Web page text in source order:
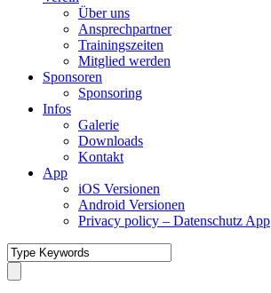
Über uns
Ansprechpartner
Trainingszeiten
Mitglied werden
Sponsoren
Sponsoring
Infos
Galerie
Downloads
Kontakt
App
iOS Versionen
Android Versionen
Privacy policy – Datenschutz App